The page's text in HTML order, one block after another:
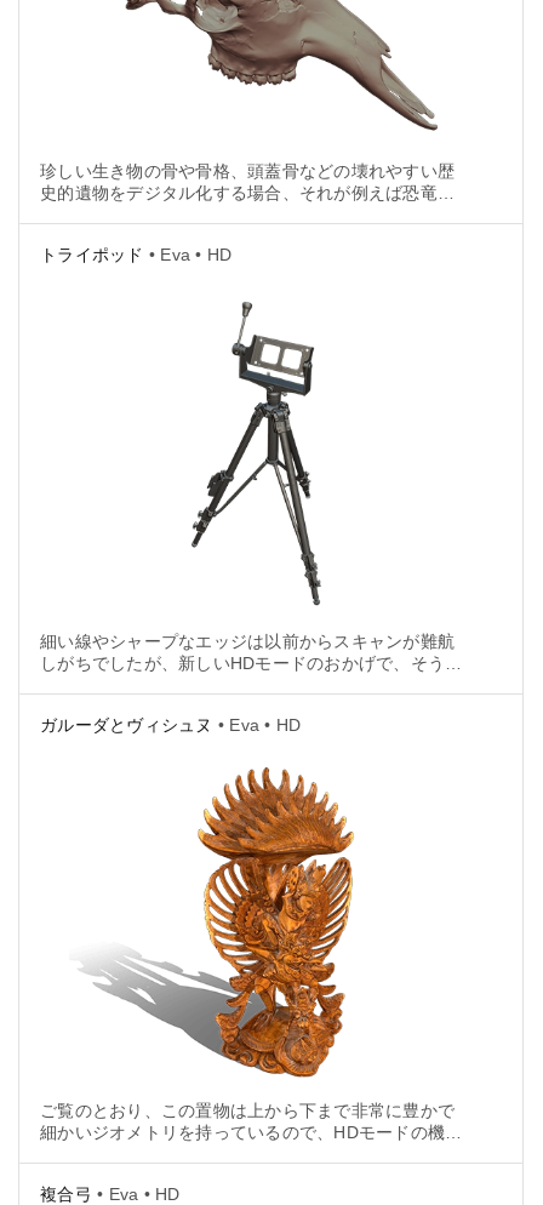
珍しい生き物の骨や骨格、頭蓋骨などの壊れやすい歴
史的遺物をデジタル化する場合、それが例えば恐竜や
トライポッド • Eva • HD
細い線やシャープなエッジは以前からスキャンが難航
しがちでしたが、新しいHDモードのおかげで、そうい
ガルーダとヴィシュヌ • Eva • HD
ご覧のとおり、この置物は上から下まで非常に豊かで
細かいジオメトリを持っているので、HDモードの機能
複合弓 • Eva • HD